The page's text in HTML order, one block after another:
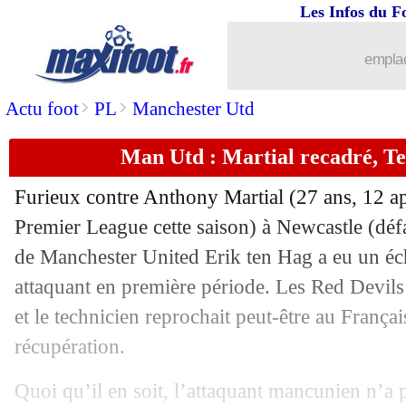
Actu foot> PL > Manchester Utd
Les Infos du
Man Utd : Martial recadré,
Furieux contre Anthony Martial (27 ans, 12
Premier League cette saison) à Newcastle
de Manchester United Erik ten Hag a eu un
attaquant en première période. Les Red
et le technicien reprochait peut-être au
récupération.
Quoi qu’il en soit, l’attaquant mancunien n’a
: la folle victoire de Liverpool !
03/12 L1: Toulouse 1-1 Lorient (fini)
03/12 L1: Monaco 2-0 Montpellier (fini)
03/12 L1: Mbappé dans le Top 10 des
03/12 PSG : Tenas raconte sa première
03/12 L1: Lille-Metz, les compos
PSG : Enrique juge la première de